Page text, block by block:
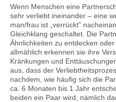
Wenn Menschen eine
sehr verliebt ineinander – eine
man/frau ist „verrückt”
Gleichklang geschaltet. Die
Ähnlichkeiten zu entdecken oder
allmählich erkennen sie ihre
Kränkungen und
aus, dass der
nachdem, wie häufig sich die
ca. 6 Monaten bis 1 Jahr
beiden ein Paar wird, nämlich